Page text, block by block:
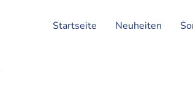
Startseite Neuheiten